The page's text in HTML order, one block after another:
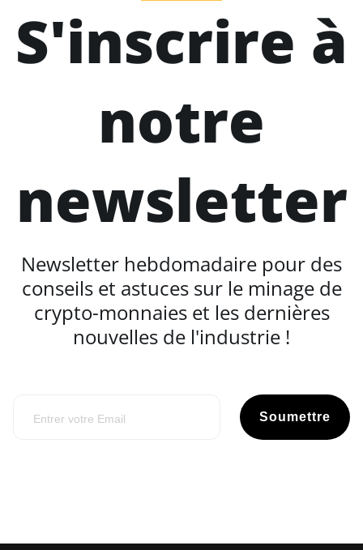
S'inscrire à
notre
newsletter
Newsletter hebdomadaire pour des
conseils et astuces sur le minage de
crypto-monnaies et les dernières
nouvelles de l'industrie !
Soumettre